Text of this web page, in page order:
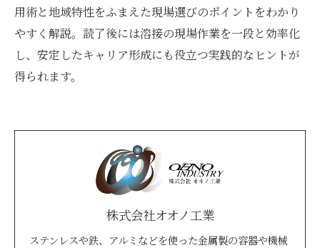
用術と地域特性をふまえた現場選びのポイントをわかり
やすく解説。読了後には溶接の現場作業を一段と効率化
し、安定したキャリア形成にも役立つ実践的なヒントが
得られます。
株式会社オオノ工業
ステンレスや鉄、アルミなどを使った金属製の容器や機械